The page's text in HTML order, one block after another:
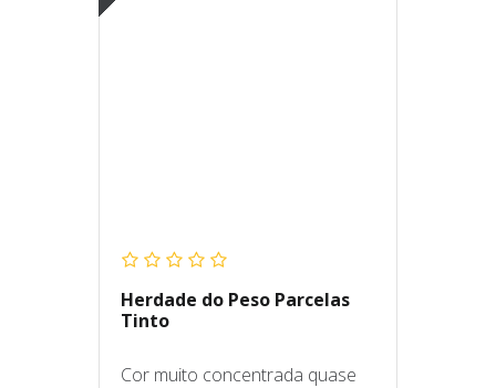
Herdade do Peso Parcelas
Tinto
Cor muito concentrada quase